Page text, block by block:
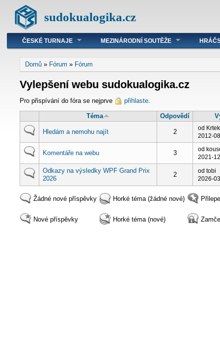
sudokualogika.cz
ČESKÉ TURNAJE MEZINÁRODNÍ SOUTĚŽE
Domů » Fórum » Fórum
Vylepšení webu sudokualogika.cz
Pro přispívání do fóra se nejprve přihlaste
Téma Odpovědí
Hledám a nemohu najít 2
od
2012-
Komentáře na webu 3
od
2021-
Odkazy na výsledky WPF Grand Prix
2026
2
od tobi
2026-
Žádné nové příspěvky
Nové příspěvky
Horké téma (žádné nové)
Horké téma (nové)